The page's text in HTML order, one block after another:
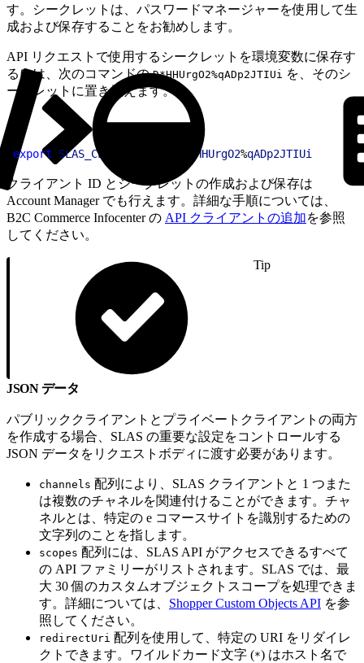
す。シークレットは、パスワードマネージャーを使用して生
成および保存することをお勧めします。
API リクエストで使用するシークレットを環境変数に保存す
るには、次のコマンドのD*HHUrgO2%qADp2JTIUi を、そのシ
ークレットに置き換えます。
export SLAS_CLIENT_SECRET HHUrgO2%qADp2JTIUi
クライアント ID とシークレットの作成および保存は
Account Manager でも行えます。詳細な手順については、
B2C Commerce Infocenter の API クライアントの追加を参照
してください。
Tip
JSON データ
パブリッククライアントとプライベートクライアントの両方
を作成する場合、SLAS の重要な設定をコントロールする
JSON データをリクエストボディに渡す必要があります。
channels 配列により、SLAS クライアントと 1 つまた
は複数のチャネルを関連付けることができます。チャ
ネルとは、特定の e コマースサイトを識別するための
文字列のことを指します。
scopes 配列には、SLAS API がアクセスできるすべて
の API ファミリーがリストされます。SLAS では、最
大 30 個のカスタムオブジェクトスコープを処理できま
す。詳細については、 Shopper Custom Objects API を参
照してください。
redirectUri 配列を使用して、特定の URI をリダイレ
クトできます。ワイルドカード文字 (*) はホスト名で